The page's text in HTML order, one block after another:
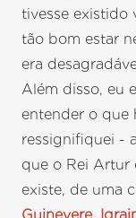
tivesse existido
tão bom estar
era
Além disso, eu
entender o que
ressignifiquei -
que o Rei Artur
existe, de uma